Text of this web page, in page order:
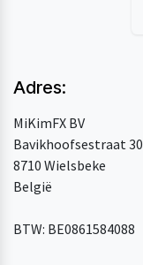
Adres:
MiKimFX BV
Bavikhoofsestraat 30
8710 Wielsbeke
België
BTW: BE0861584088